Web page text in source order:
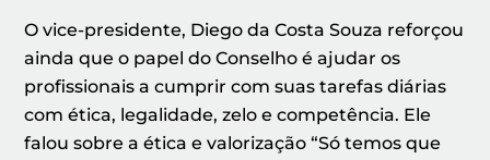
O vice-presidente, Diego da Costa Souza reforçou
ainda que o papel do Conselho é ajudar os
profissionais a cumprir com suas tarefas diárias
com ética, legalidade, zelo e competência. Ele
falou sobre a ética e valorização “Só temos que